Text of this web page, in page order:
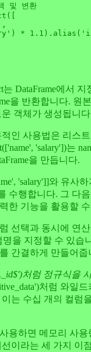
및 변환
) * 1.1 ).alias(
는 DataFrame에서
을 반환합니다. 원
객체가 생성됩니
인 사용법은 리스
'salary'])는
을 만듭니다.
'salary']]와 유사
수행합니다. 그 다
한 기능을 활용할
선택과 동시에 연
명을 지정할 수 있습
간결하게 만들어줍
_id$')처럼 정규식을
처럼 와일
는 수십 개의 컬럼
용하면 메모리 사용
이라는 세 가지 이